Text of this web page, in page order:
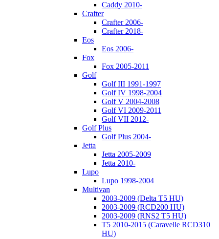
Caddy 2010-
Crafter
Crafter 2006-
Crafter 2018-
Eos
Eos 2006-
Fox
Fox 2005-2011
Golf
Golf III 1991-1997
Golf IV 1998-2004
Golf V 2004-2008
Golf VI 2009-2011
Golf VII 2012-
Golf Plus
Golf Plus 2004-
Jetta
Jetta 2005-2009
Jetta 2010-
Lupo
Lupo 1998-2004
Multivan
2003-2009 (Delta T5 HU)
2003-2009 (RCD200 HU)
2003-2009 (RNS2 T5 HU)
T5 2010-2015 (Caravelle RCD310
HU)